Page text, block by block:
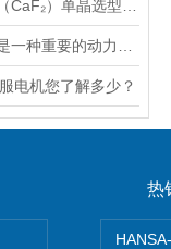
电机您了解多少？
热